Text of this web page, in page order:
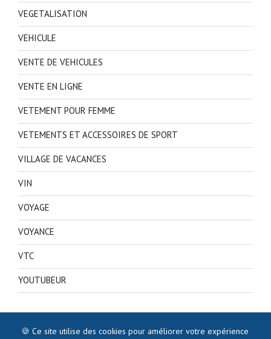
VEGETALISATION
VEHICULE
VENTE DE VEHICULES
VENTE EN LIGNE
VETEMENT POUR FEMME
VETEMENTS ET ACCESSOIRES DE SPORT
VILLAGE DE VACANCES
VIN
VOYAGE
VOYANCE
VTC
YOUTUBEUR
🍪 Ce site utilise des cookies pour améliorer votre expérience